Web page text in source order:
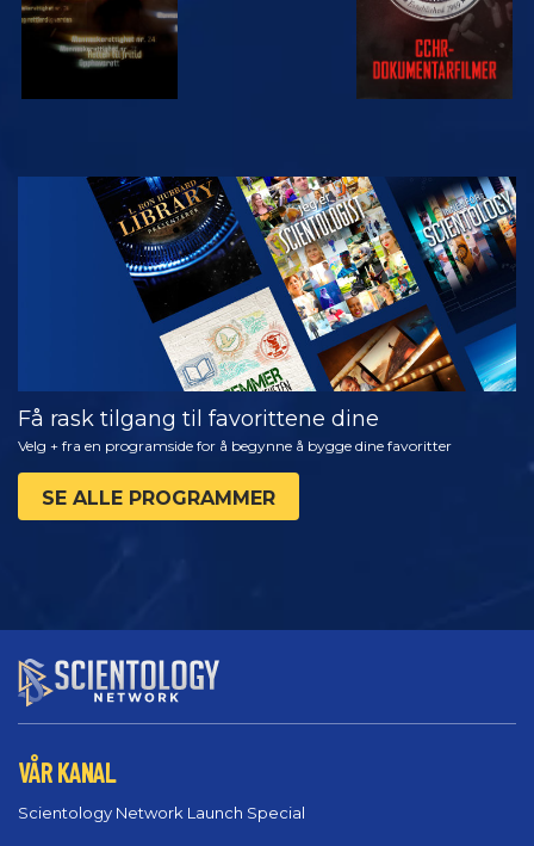
SE
UTFORSK
SERIEN
Få rask tilgang til favorittene dine
Velg + fra en programside for å begynne å bygge dine favoritter
SE ALLE PROGRAMMER
VÅR KANAL
Scientology Network Launch Special